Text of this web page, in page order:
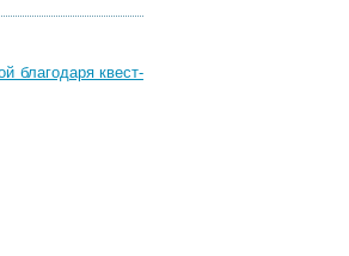
благодаря квест-